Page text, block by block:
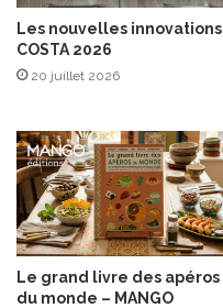
o
c
o
s
p
â
t
s
!
Les nouvelles innovations
COSTA 2026
20 juillet 2026
Le grand livre des apéros
du monde – MANGO